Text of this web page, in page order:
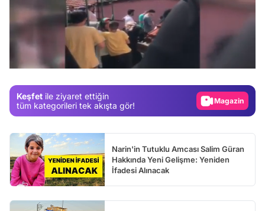
Keşfet ile ziyaret ettiğin
tüm kategorileri tek akışta gör!
Video
Narin'in Tutuklu Amcası Salim Güran
Hakkında Yeni Gelişme: Yeniden
İfadesi Alınacak